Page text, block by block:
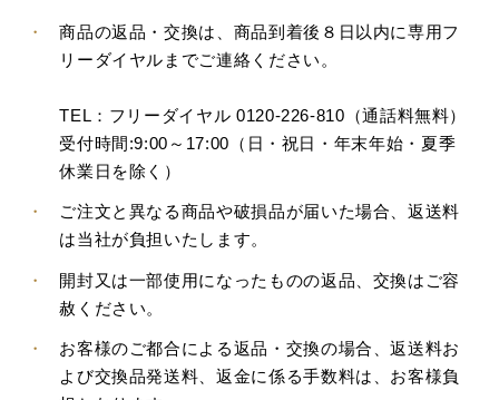
・
商品の返品・交換は、商品到着後８日以内に専用フ
リーダイヤルまでご連絡ください。
TEL：フリーダイヤル 0120-226-810（通話料無料）
受付時間:9:00～17:00（日・祝日・年末年始・夏季
休業日を除く）
・
ご注文と異なる商品や破損品が届いた場合、返送料
は当社が負担いたします。
・
開封又は一部使用になったものの返品、交換はご容
赦ください。
・
お客様のご都合による返品・交換の場合、返送料お
よび交換品発送料、返金に係る手数料は、お客様負